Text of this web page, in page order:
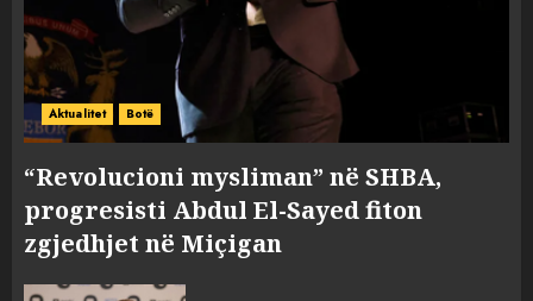
Aktualitet Botë
“Revolucioni mysliman” në SHBA,
progresisti Abdul El-Sayed fiton
zgjedhjet në Miçigan